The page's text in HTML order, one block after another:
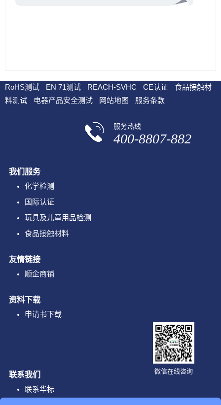
RoHS测试 EN 71测试 REACH-SVHC CE认证
食品接触材
料测试
电器产品安全测试 网站地图 服务条款
服务热线
400-8807-882
我们服务
化学检测
国际认证
玩具及儿童用品检测
食品接触材料
友情链接
顺企商铺
资料下载
申请书下载
微信在线咨询
联系我们
联系华标